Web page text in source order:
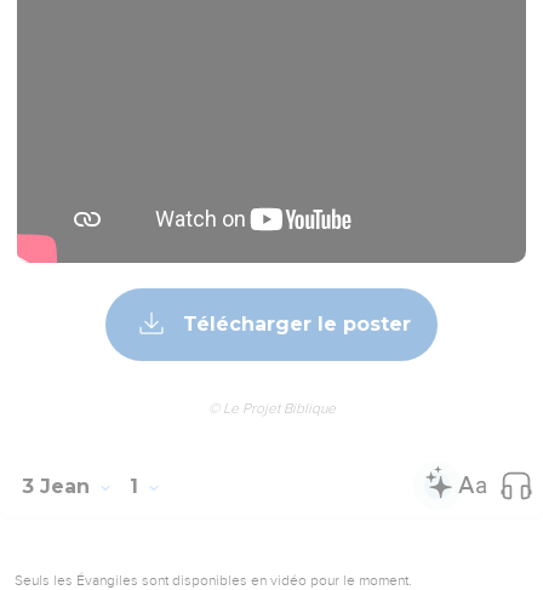
Télécharger le poster
© Le Projet Biblique
3 Jean 1
Seuls les Évangiles sont disponibles en vidéo pour le moment.